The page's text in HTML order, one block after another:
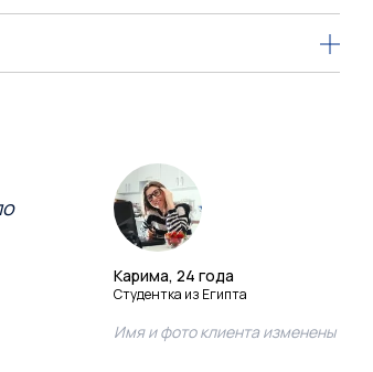
Карима, 24 года
Студентка из Египта
Имя и фото клиента изменены